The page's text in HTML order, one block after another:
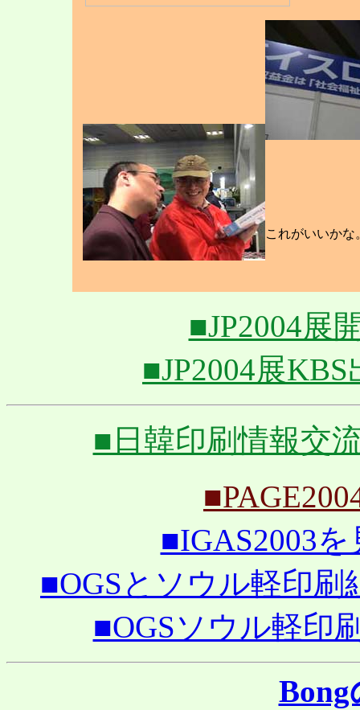
これがいいかな
■JP2004展
■JP2004展
■日韓印刷情報交
■IGAS2003を
■OGSとソウル軽印刷
■OGSソウル軽印